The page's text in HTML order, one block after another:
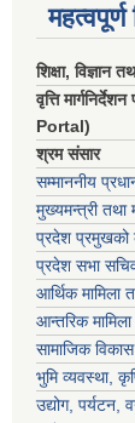
शिक्षा, विज्ञान
वृत्ति
Portal)
श्रम संसार
सम्माननीय
मुख्यमन्त्री तथा
प्रदेश प्रमुखको
प्रदेश सभा
आर्थिक मामिला
आन्तरिक
सामाजिक
भुमि व्यवस्था,
उद्योग, पर्यटन,